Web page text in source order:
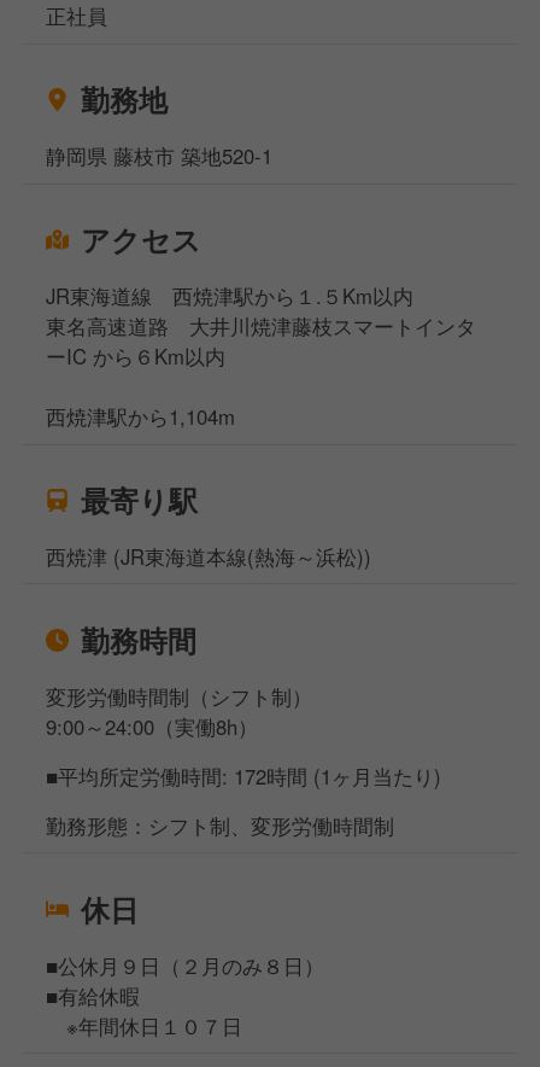
正社員
勤務地
静岡県 藤枝市 築地520-1
アクセス
JR東海道線 西焼津駅から１.５Km以内
東名高速道路 大井川焼津藤枝スマートインタ
ーIC から６Km以内
西焼津駅から1,104m
最寄り駅
西焼津 (JR東海道本線(熱海～浜松))
勤務時間
変形労働時間制（シフト制）
9:00～24:00（実働8h）
■平均所定労働時間: 172時間 (1ヶ月当たり)
勤務形態：シフト制、変形労働時間制
休日
■公休月９日（２月のみ８日）
■有給休暇
※年間休日１０７日